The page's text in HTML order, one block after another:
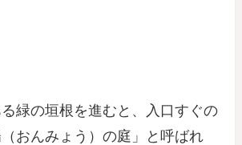
緑の垣根を進むと、入口すぐの
おんみょう）の庭」と呼ばれ